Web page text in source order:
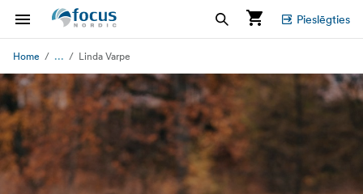
Pieslēgties
Home ... Linda Varpe